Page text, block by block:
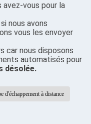
avez-vous pour la
nous avons
vous les envoyer
car nous disposons
automatisés pour
désolée.
d'échappement à distance